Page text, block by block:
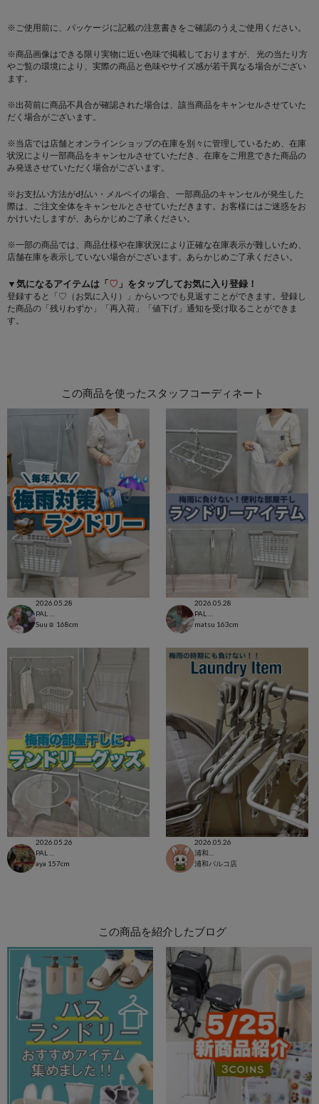
※ご使用前に、パッケージに記載の注意書きをご確認のうえご使用ください。
※商品画像はできる限り実物に近い色味で掲載しておりますが、 光の当たり方
やご覧の環境により、実際の商品と色味やサイズ感が若干異なる場合がござい
ます。
※出荷前に商品不具合が確認された場合は、該当商品をキャンセルさせていた
だく場合がございます。
※当店では店舗とオンラインショップの在庫を別々に管理しているため、在庫
状況により一部商品をキャンセルさせていただき、在庫をご用意できた商品の
み発送させていただく場合がございます。
※お支払い方法がd払い・メルペイの場合、 一部商品のキャンセルが発生した
際は、ご注文全体をキャンセルとさせていただきます。お客様にはご迷惑をお
かけいたしますが、あらかじめご了承ください。
※一部の商品では、商品仕様や在庫状況により正確な在庫表示が難しいため、
店舗在庫を表示していない場合がございます。あらかじめご了承ください。
▼気になるアイテムは「♡ 」をタップしてお気に入り登録！
登録すると「♡（お気に入り）」からいつでも見返すことができます。登録し
た商品の「残りわずか」「再入荷」「値下げ」通知を受け取ることができま
す。
この商品を使ったスタッフコーディネート
2026.05.28
Suu☺︎ 168cm
2026.05.28
matsu 163cm
2026.05.26
aya 157cm
2026.05.26
浦和パルコ店
この商品を紹介したブログ